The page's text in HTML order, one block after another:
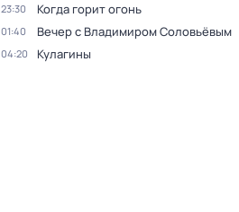
23:30 Когда горит огонь
01:40 Вечер с Владимиром Соловьёвым
04:20 Кулагины